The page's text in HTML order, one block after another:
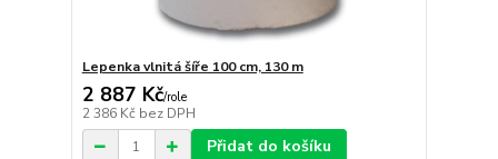
Lepenka vlnitá šíře 100 cm, 130 m
2 887 Kč/role
2 386 Kč bez DPH
Přidat do košíku